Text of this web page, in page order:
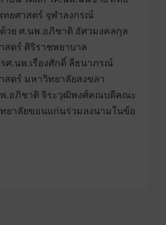
ยศาสตร์ จุฬาลงกรณ์
วย ศ.นพ.อภิชาติ อัศวมงคลกุล
ตร์ ศิริราชพยาบาล
ศ.นพ.เรืองศักดิ์ ลีธนาภรณ์
ตร์ มหาวิทยาลัยสงขลา
.อภิชาติ จิระวุฒิพงศ์คณบดีคณะ
ยาลัยขอนแก่นร่วมลงนามในข้อ